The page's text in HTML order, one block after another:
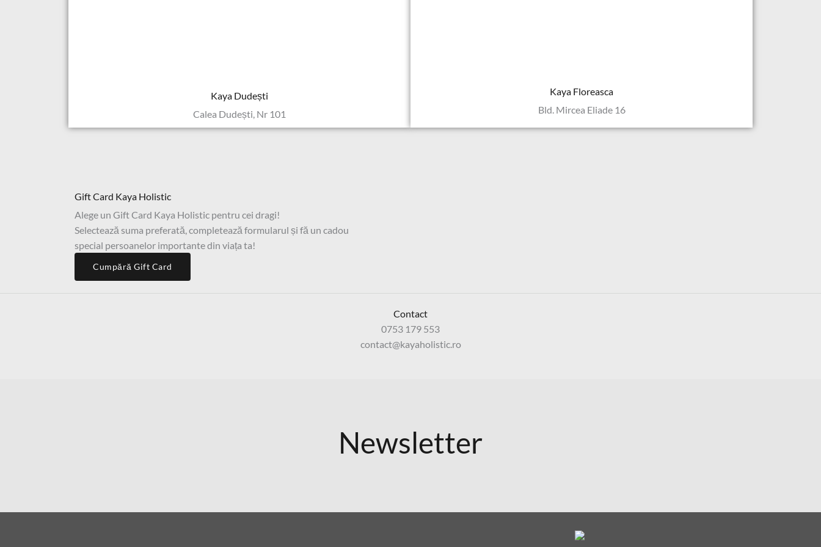
Kaya Dudești
Calea Dudești, Nr 101
Kaya Floreasca
Bld. Mircea Eliade 16
Gift Card Kaya Holistic
Alege un Gift Card Kaya Holistic pentru cei dragi!
Selectează suma preferată, completează formularul și fă un cadou
special persoanelor importante din viața ta!
Cumpără Gift Card
Contact
0753 179 553
contact@kayaholistic.ro
Newsletter